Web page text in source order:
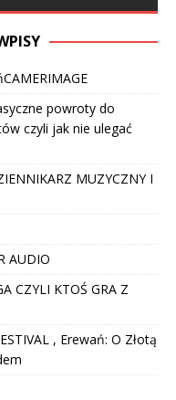
powroty do
czyli jak nie ulegać
MUZYCZNY I
AUDIO
CZYLI KTOŚ GRA Z
, Erewań: O Złotą